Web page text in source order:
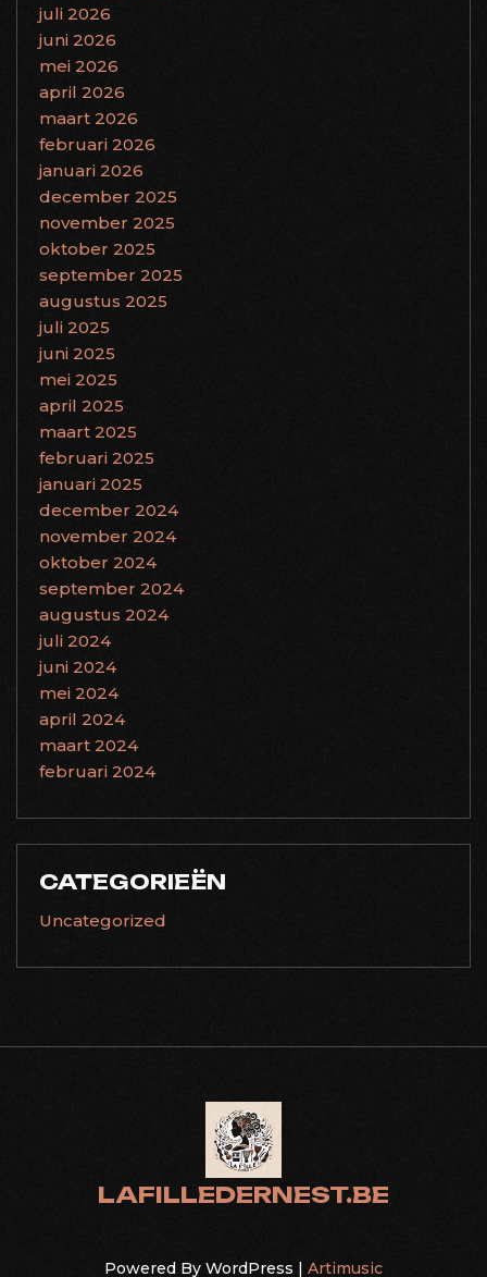
juli 2026
juni 2026
mei 2026
april 2026
maart 2026
februari 2026
januari 2026
december 2025
november 2025
oktober 2025
september 2025
augustus 2025
juli 2025
juni 2025
mei 2025
april 2025
maart 2025
februari 2025
januari 2025
december 2024
november 2024
oktober 2024
september 2024
augustus 2024
juli 2024
juni 2024
mei 2024
april 2024
maart 2024
februari 2024
CATEGORIEËN
Uncategorized
LAFILLEDERNEST.BE
Powered By WordPress | Artimusic